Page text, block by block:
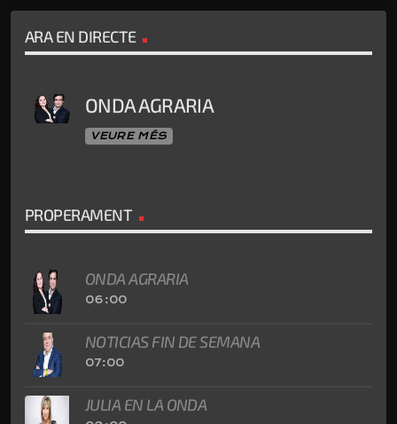
ARA EN DIRECTE
ONDA AGRARIA
VEURE MÉS
PROPERAMENT
ONDA AGRARIA
06:00
NOTICIAS FIN DE SEMANA
07:00
JULIA EN LA ONDA